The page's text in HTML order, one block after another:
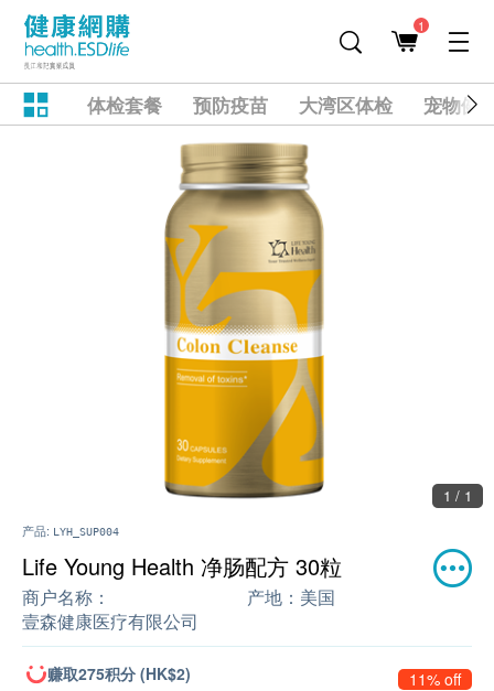
1
体检套餐 预防疫苗 大湾区体检 宠物健
1 / 1
产品: LYH_SUP004
Life Young Health 净肠配方 30粒
商户名称：
壹森健康医疗有限公司
产地： 美国
赚取275积分 (HK$2) 11% off